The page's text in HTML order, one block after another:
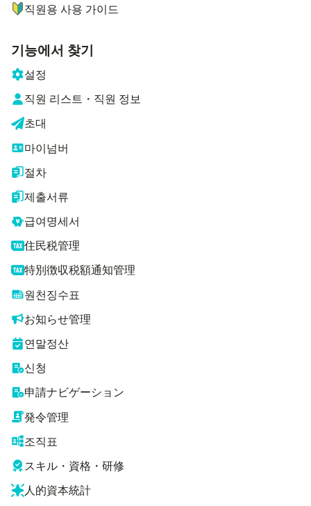
직원용 사용 가이드
기능에서 찾기
설정
직원 리스트・직원 정보
초대
마이넘버
절차
제출서류
급여명세서
住民税管理
特別徴収税額通知管理
원천징수표
お知らせ管理
연말정산
신청
申請ナビゲーション
発令管理
조직표
スキル・資格・研修
人的資本統計